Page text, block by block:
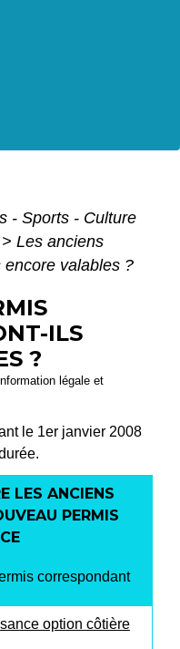
- Sports - Culture
> Les anciens
valables ?
ILS
?
légale et
le 1er janvier 2008
LES ANCIENS
PERMIS
correspondant
option côtière